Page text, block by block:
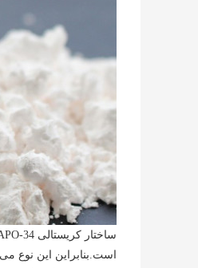
است.بنابراین این نوع می